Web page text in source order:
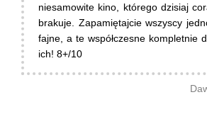
niesamowite kino, którego dzisiaj
brakuje. Zapamiętajcie wszyscy
fajne, a te współczesne kompletnie
ich! 8+/10